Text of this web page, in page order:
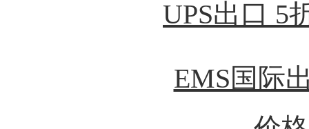
UPS出口 5
EMS国际